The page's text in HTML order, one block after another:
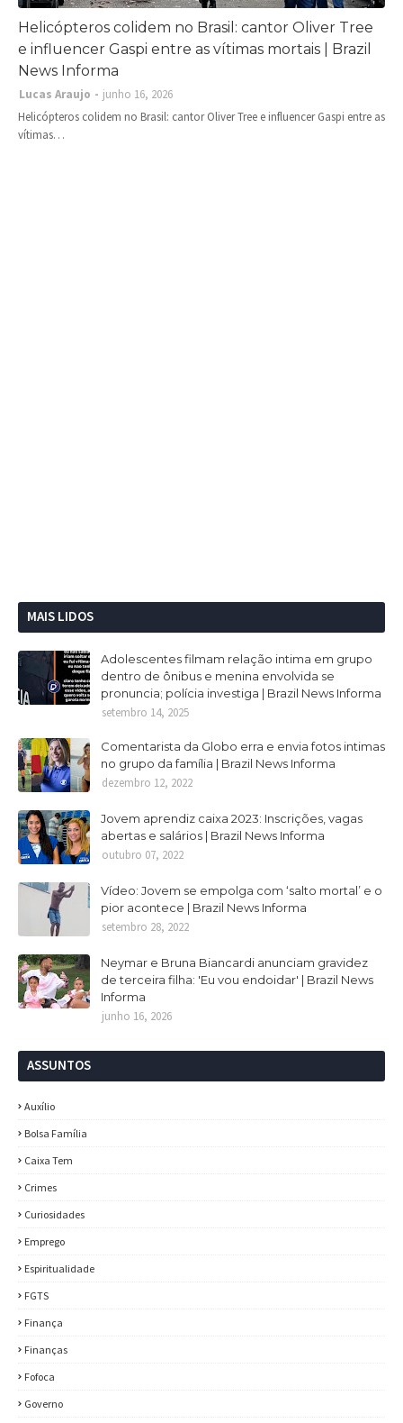
Helicópteros colidem no Brasil: cantor Oliver Tree
e influencer Gaspi entre as vítimas mortais | Brazil
News Informa
Lucas Araujo
junho 16, 2026
Helicópteros colidem no Brasil: cantor Oliver Tree e influencer Gaspi entre as
vítimas…
MAIS LIDOS
Adolescentes filmam relação intima em grupo
dentro de ônibus e menina envolvida se
pronuncia; polícia investiga | Brazil News Informa
setembro 14, 2025
Comentarista da Globo erra e envia fotos intimas
no grupo da família | Brazil News Informa
dezembro 12, 2022
Jovem aprendiz caixa 2023: Inscrições, vagas
abertas e salários | Brazil News Informa
outubro 07, 2022
Vídeo: Jovem se empolga com ‘salto mortal’ e o
pior acontece | Brazil News Informa
setembro 28, 2022
Neymar e Bruna Biancardi anunciam gravidez
de terceira filha: 'Eu vou endoidar' | Brazil News
Informa
junho 16, 2026
ASSUNTOS
Auxílio
Bolsa Família
Caixa Tem
Crimes
Curiosidades
Emprego
Espiritualidade
FGTS
Finança
Finanças
Fofoca
Governo